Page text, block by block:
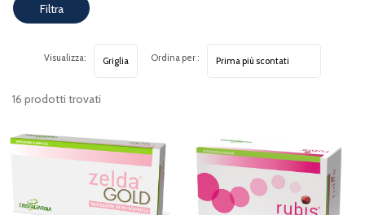
Filtra
16 prodotti trovati
Visualizza: Ordina per :